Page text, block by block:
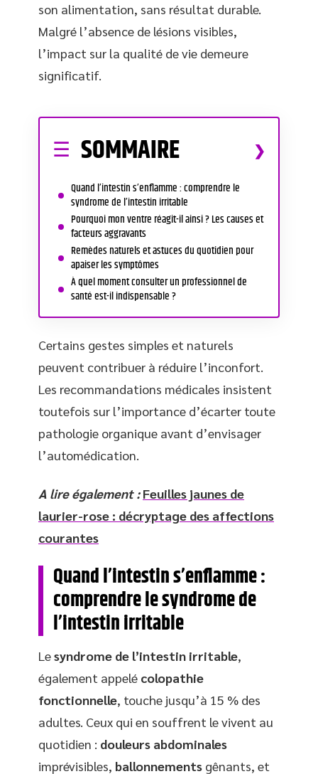
son alimentation, sans résultat durable.
Malgré l’absence de lésions visibles,
l’impact sur la qualité de vie demeure
significatif.
SOMMAIRE
Quand l’intestin s’enflamme : comprendre le
syndrome de l’intestin irritable
Pourquoi mon ventre réagit-il ainsi ? Les causes et
facteurs aggravants
Remèdes naturels et astuces du quotidien pour
apaiser les symptômes
À quel moment consulter un professionnel de
santé est-il indispensable ?
Certains gestes simples et naturels
peuvent contribuer à réduire l’inconfort.
Les recommandations médicales insistent
toutefois sur l’importance d’écarter toute
pathologie organique avant d’envisager
l’automédication.
A lire également : Feuilles jaunes de
laurier-rose : décryptage des affections
courantes
Quand l’intestin s’enflamme :
comprendre le syndrome de
l’intestin irritable
Lesyndrome de l’intestin irritable,
également appelé colopathie
fonctionnelle, touche jusqu’à 15 % des
adultes. Ceux qui en souffrent le vivent au
quotidien : douleurs abdominales
imprévisibles, ballonnements gênants, et